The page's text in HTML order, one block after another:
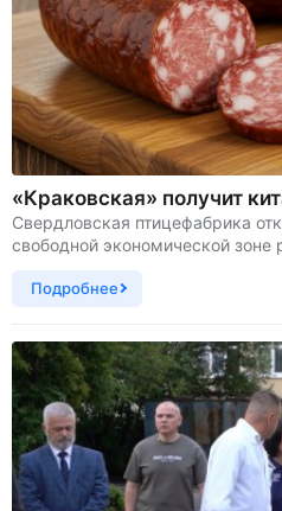
«Краковская» получит
Свердловская птицефабрика
свободной экономической
Подробнее